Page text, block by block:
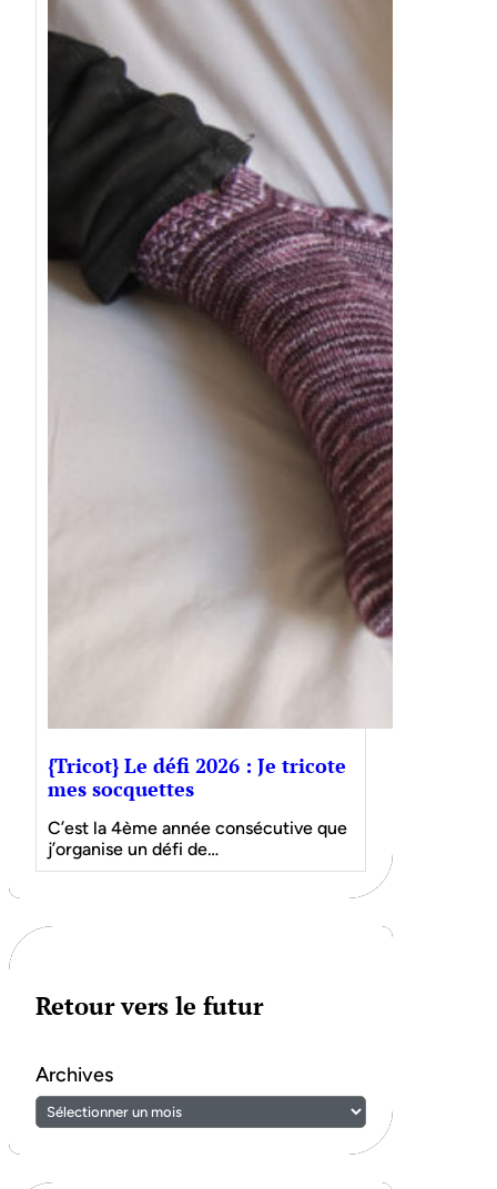
{Tricot} Le défi 2026 : Je tricote
mes socquettes
C’est la 4ème année consécutive que
j’organise un défi de…
Retour vers le futur
Archives